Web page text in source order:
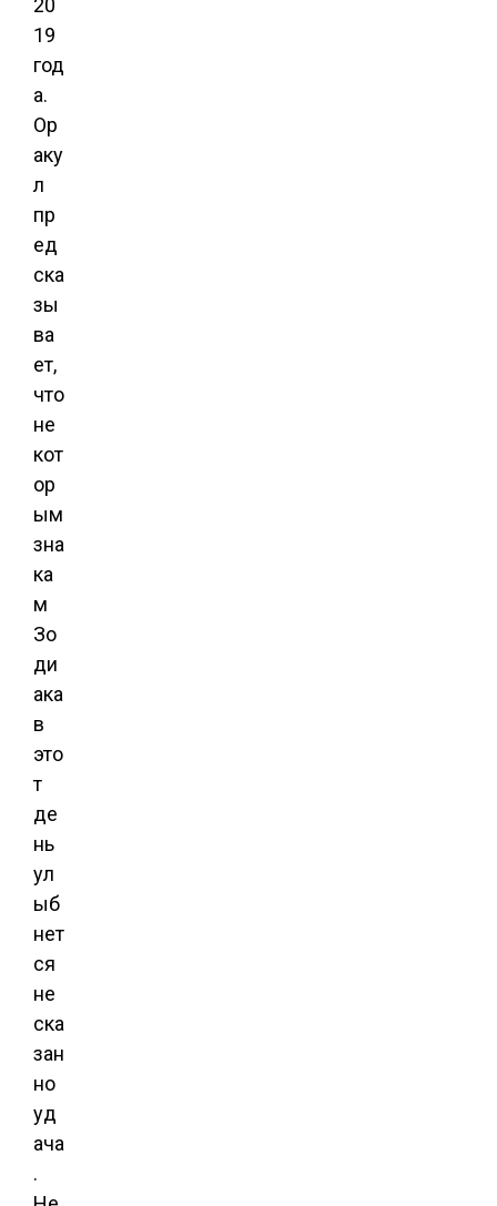
20
19
год
а.
Ор
аку
л
пр
ед
ска
зы
ва
ет,
что
не
кот
ор
ым
зна
ка
м
Зо
ди
ака
в
это
т
де
нь
ул
ыб
нет
ся
не
ска
зан
но
уд
ача
.